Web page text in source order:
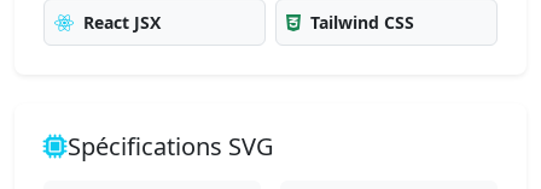
React JSX Tailwind CSS
Spécifications SVG